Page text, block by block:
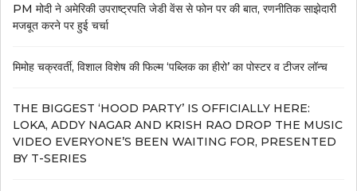
PM मोदी ने अमेरिकी उपराष्ट्रपति जेडी वेंस से फोन पर की बात, रणनीतिक साझेदारी
मजबूत करने पर हुई चर्चा
मिमोह चक्रवर्ती, विशाल विशेष की फिल्म ‘पब्लिक का हीरो’ का पोस्टर व टीजर लॉन्च
THE BIGGEST ‘HOOD PARTY’ IS OFFICIALLY HERE:
LOKA, ADDY NAGAR AND KRISH RAO DROP THE MUSIC
VIDEO EVERYONE’S BEEN WAITING FOR, PRESENTED
BY T-SERIES